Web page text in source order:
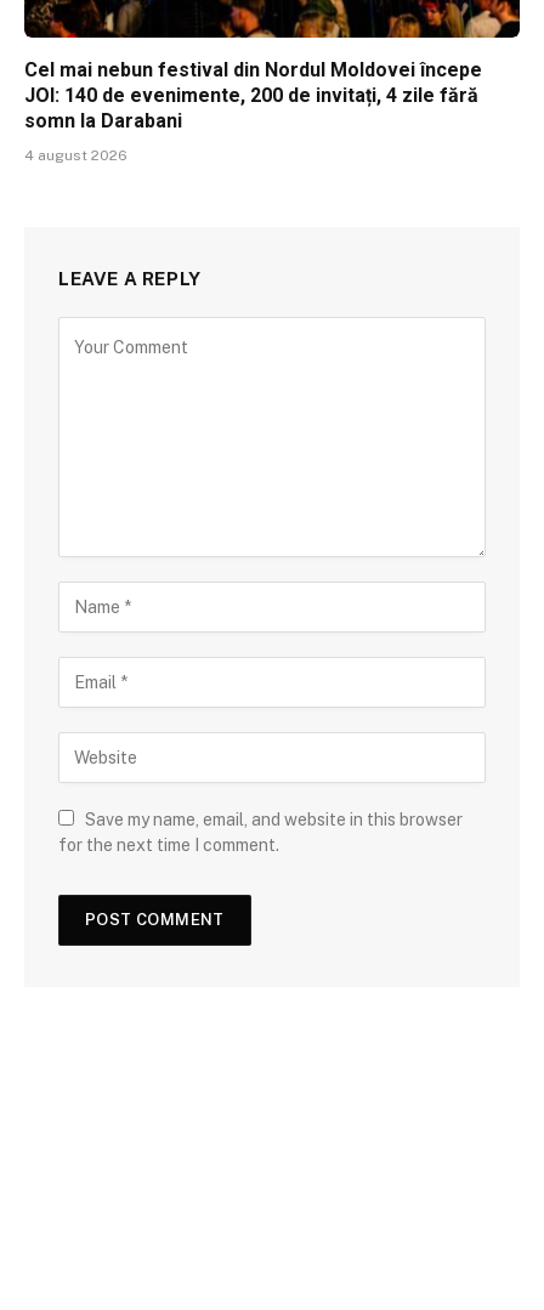
Cel mai nebun festival din Nordul Moldovei începe
JOI: 140 de evenimente, 200 de invitați, 4 zile fără
somn la Darabani
4 august 2026
LEAVE A REPLY
Save my name, email, and website in this browser
for the next time I comment.